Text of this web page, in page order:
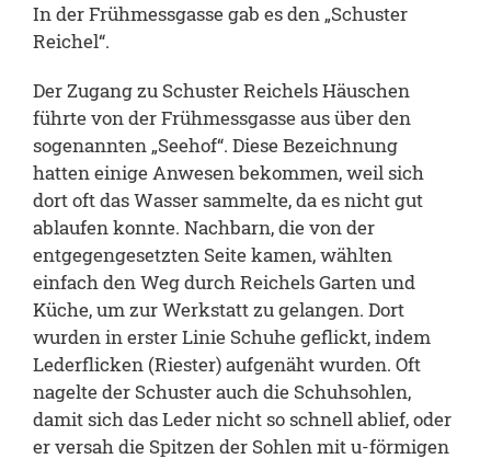
In der Frühmessgasse gab es den „Schuster
Reichel“.
Der Zugang zu Schuster Reichels Häuschen
führte von der Frühmessgasse aus über den
sogenannten „Seehof“. Diese Bezeichnung
hatten einige Anwesen bekommen, weil sich
dort oft das Wasser sammelte, da es nicht gut
ablaufen konnte. Nachbarn, die von der
entgegengesetzten Seite kamen, wählten
einfach den Weg durch Reichels Garten und
Küche, um zur Werkstatt zu gelangen. Dort
wurden in erster Linie Schuhe geflickt, indem
Lederflicken (Riester) aufgenäht wurden. Oft
nagelte der Schuster auch die Schuhsohlen,
damit sich das Leder nicht so schnell ablief, oder
er versah die Spitzen der Sohlen mit u-förmigen